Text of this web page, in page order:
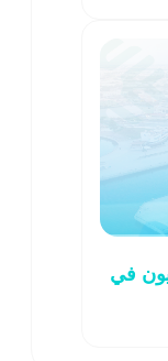
في